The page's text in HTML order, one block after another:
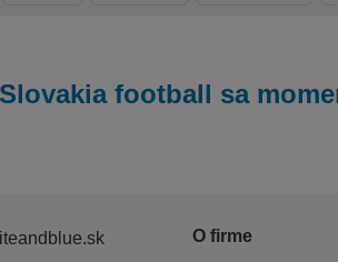
football sa
O firme